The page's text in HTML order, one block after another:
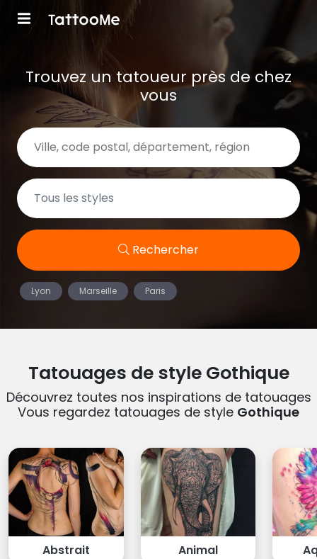
Trouvez un tatoueur près de chez
vous
Rechercher
Lyon Marseille Paris
Tatouages de style Gothique
Découvrez toutes nos inspirations de tatouages
Vous regardez tatouages de style Gothique
Abstrait Animal